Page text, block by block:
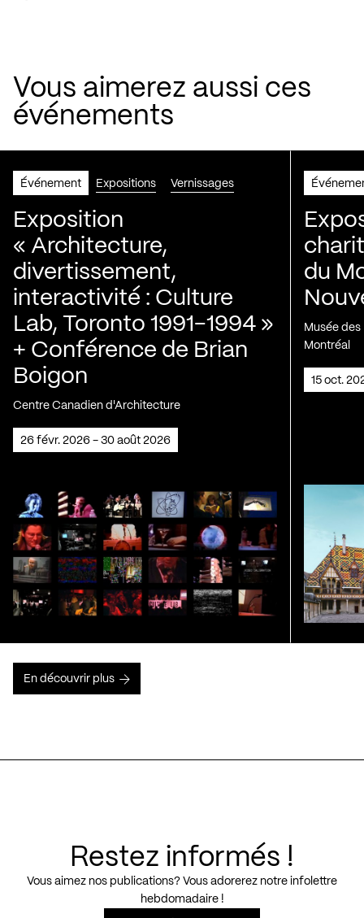
Vous aimerez aussi ces
événements
Événement Expositions Vernissages
Exposition
« Architecture,
divertissement,
interactivité : Culture
Lab, Toronto 1991-1994 »
+ Conférence de Brian
Boigon
Centre Canadien d'Architecture
26 févr. 2026 - 30 août 2026
du
Musée
Montréal
15 oct.
En découvrir plus
Restez informés !
Vous aimez nos publications? Vous adorerez notre infolettre
hebdomadaire !